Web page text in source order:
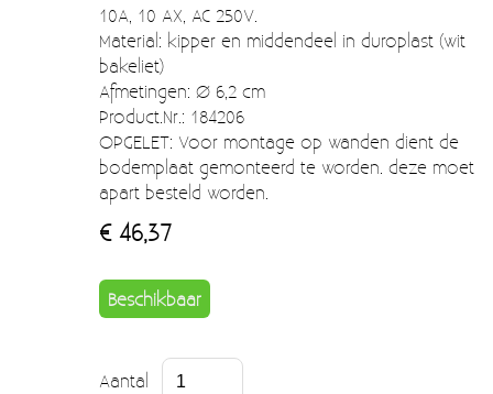
Keuken accessoires
Smeg 50s klein elektro
Afvalemmers
Emaille
Moccamaster (De beste kop koffie sinds 1968)
10A, 10 AX, AC 250V.
Material: kipper en middendeel in duroplast (wit
bakeliet)
Afmetingen: Ø 6,2 cm
Product.Nr.: 184206
OPGELET: Voor montage op wanden dient de
bodemplaat gemonteerd te worden. deze moet
apart besteld worden.
€ 46,37
Beschikbaar
Aantal